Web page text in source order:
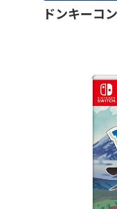
ドンキーコ